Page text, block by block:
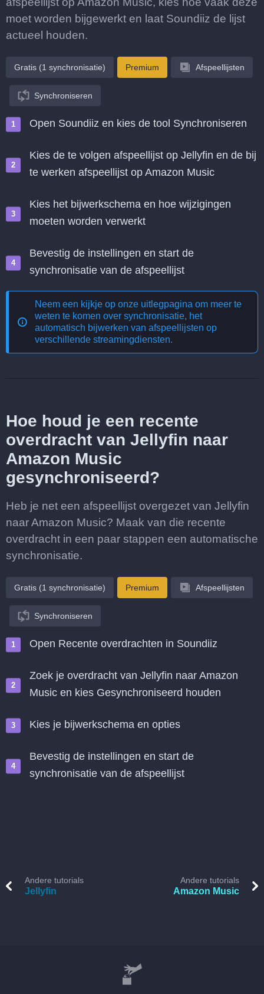
moet worden bijgewerkt en laat Soundiiz de lijst
actueel houden.
Gratis (1 synchronisatie) Premium Afspeellijsten
Synchroniseren
Open Soundiiz en kies de tool Synchroniseren
Kies de te volgen afspeellijst op Jellyfin en de bij
te werken afspeellijst op Amazon Music
Kies het bijwerkschema en hoe wijzigingen
moeten worden verwerkt
Bevestig de instellingen en start de
synchronisatie van de afspeellijst
Neem een kijkje op onze uitlegpagina om meer te
weten te komen over synchronisatie, het
automatisch bijwerken van afspeellijsten op
verschillende streamingdiensten.
Hoe houd je een recente
overdracht van Jellyfin naar
Amazon Music
gesynchroniseerd?
Heb je net een afspeellijst overgezet van Jellyfin
naar Amazon Music? Maak van die recente
overdracht in een paar stappen een automatische
synchronisatie.
Gratis (1 synchronisatie) Premium Afspeellijsten
Synchroniseren
Open Recente overdrachten in Soundiiz
Zoek je overdracht van Jellyfin naar Amazon
Music en kies Gesynchroniseerd houden
Kies je bijwerkschema en opties
Bevestig de instellingen en start de
synchronisatie van de afspeellijst
Andere tutorials
Jellyfin
Andere tutorials
Amazon Music